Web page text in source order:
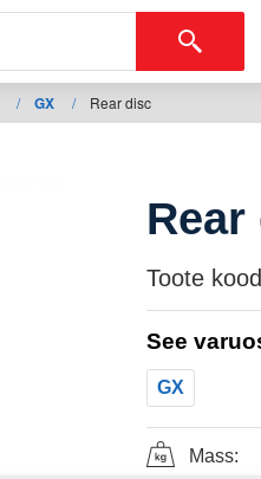
/ GX / Rear disc
Toote
See
GX
Mass: